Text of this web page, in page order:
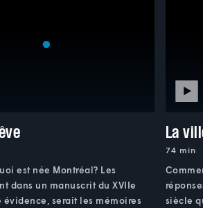
est née Montréal? Les
dans un manuscrit du XVIIe
serait les mémoires
La
74 min
siècle